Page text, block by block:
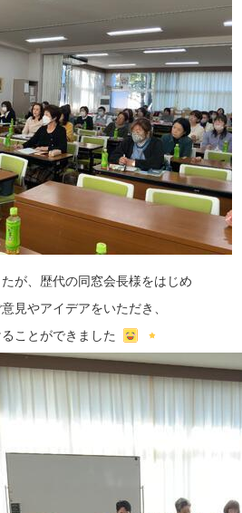
が、歴代の同窓会長様をはじめ
見やアイデアをいただき、
ことができました